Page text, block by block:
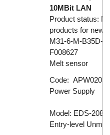
10MBit LAN
Product status:
products for new
M31-6-M-B35D-
F008627
Melt sensor
Code: APW020
Power Supply
Model: EDS-208
Entry-level